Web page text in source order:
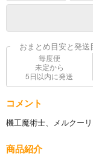
おまとめ目安と発送
毎度便
未定から
5日以内に発送
コメント
機工魔術士、メルクー
商品紹介